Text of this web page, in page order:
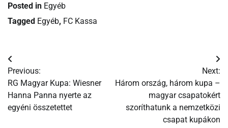
Posted in Egyéb
Tagged Egyéb, FC Kassa
Bejegyzés
navigáció
Previous:
RG Magyar Kupa: Wiesner
Hanna Panna nyerte az
egyéni összetettet
Next:
Három ország, három kupa –
magyar csapatokért
szoríthatunk a nemzetközi
csapat kupákon